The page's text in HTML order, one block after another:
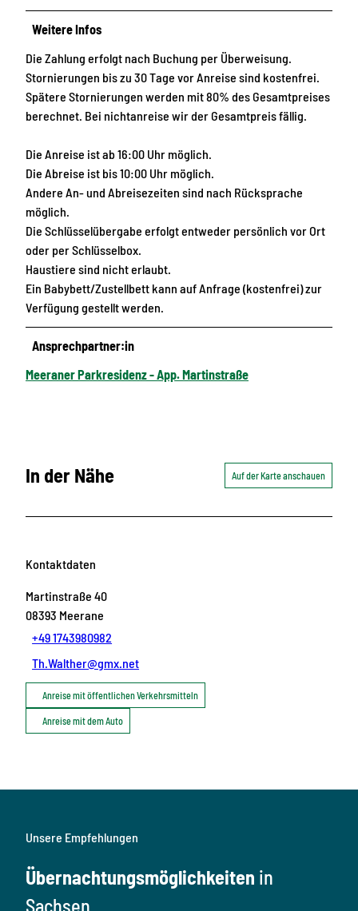
Weitere Infos
Die Zahlung erfolgt nach Buchung per Überweisung.
Stornierungen bis zu 30 Tage vor Anreise sind kostenfrei.
Spätere Stornierungen werden mit 80% des Gesamtpreises
berechnet. Bei nichtanreise wir der Gesamtpreis fällig.
Die Anreise ist ab 16:00 Uhr möglich.
Die Abreise ist bis 10:00 Uhr möglich.
Andere An- und Abreisezeiten sind nach Rücksprache
möglich.
Die Schlüsselübergabe erfolgt entweder persönlich vor Ort
oder per Schlüsselbox.
Haustiere sind nicht erlaubt.
Ein Babybett/Zustellbett kann auf Anfrage (kostenfrei) zur
Verfügung gestellt werden.
Ansprechpartner:in
Meeraner Parkresidenz - App. Martinstraße
In der Nähe Auf der Karte anschauen
Kontaktdaten
Martinstraße 40
08393 Meerane
+49 1743980982
Th.Walther@gmx.net
Anreise mit öffentlichen Verkehrsmitteln
Anreise mit dem Auto
Unsere Empfehlungen
Übernachtungsmöglichkeiten in
Sachsen